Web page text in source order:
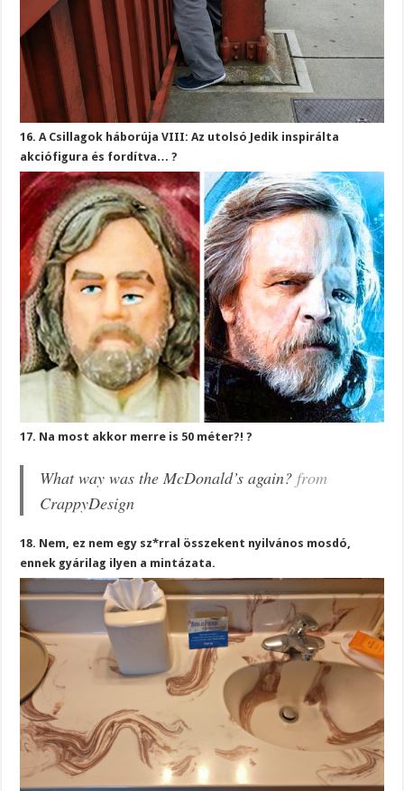
16. A Csillagok háborúja VIII: Az utolsó Jedik inspirálta
akciófigura és fordítva… ?
17. Na most akkor merre is 50 méter?! ?
What way was the McDonald’s again? from
CrappyDesign
18. Nem, ez nem egy sz*rral összekent nyilvános mosdó,
ennek gyárilag ilyen a mintázata.